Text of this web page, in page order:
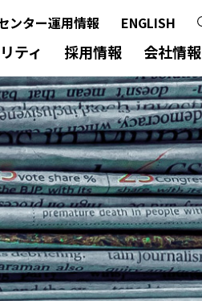
ンター運用情報 ENGLISH
ティ 採用情報 会社情報